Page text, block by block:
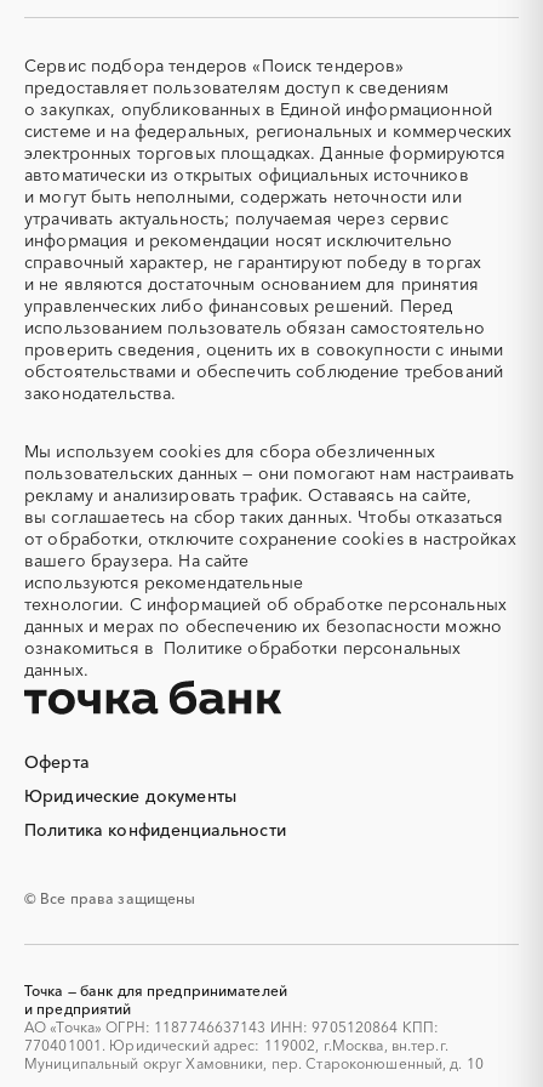
ТЭН
(Теплоэлектронагреватель)
УДС (установки
депарафинизации скважин)
УКПГ
ЯТЭК
Аварийные работы
Авиаперевозка
Авиационные работы
Авиационные работы
вертолетами
Автобус
Автовозы
Автогрейдер
Автозапчасти
Автоматизация
Автомобили
Автомобильные весы
Авторский надзор
Автотранспорт
Автоцистерны пожарные
Адсорбенты
Акварель
Аквариумы
Аккумуляторы
Алкогольная продукция
Алмазное бурение
Алмазная резка
Алюминиевые
конструкции
Алюминиевые профили
Алюминий
Аммоний
Ангар
Антенны
Антискалант
Антрацит
Аппараты воздушного
охлаждения
Аренда погрузчика
Аренда спецтехники с
экипажем
Асфальтирование дорог
Аттракционы
Аутсорсинг
Аутстаффинг
Базы данных
Баннеры
Барит
Магаданская область
Марий Эл
Московская область
Мурманская область
Ненецкий AО
Нижегородская область
Новгородская область
Новосибирская область
Омская область
Оренбургская область
Орловская область
Пензенская область
Пермский край
Приморский край
Псковская область
Ростовская область
Рязанская область
Самарская область
Санкт-Петербург
Саратовская область
Сахалинская область
Свердловская область
Севастополь
Тамбовская область
Татарстан
Тверская область
Томская область
Тульская область
Тыва
Тюменская область
Удмуртская республика
Ульяновская область
Хабаровский край
Хакасия
Ханты-Мансийский
Автономный округ - Югра
Челябинская область
Чувашская республика
Ярославская область
Оферта
Юридические документы
Политика конфиденциальности
© Все права защищены
Сервис подбора тендеров «Поиск тендеров»
предоставляет пользователям доступ к сведениям
о закупках, опубликованных в Единой информационной
системе и на федеральных, региональных и коммерческих
электронных торговых площадках. Данные формируются
автоматически из открытых официальных источников
и могут быть неполными, содержать неточности или
утрачивать актуальность; получаемая через сервис
информация и рекомендации носят исключительно
справочный характер, не гарантируют победу в торгах
и не являются достаточным основанием для принятия
управленческих либо финансовых решений. Перед
использованием пользователь обязан самостоятельно
проверить сведения, оценить их в совокупности с иными
обстоятельствами и обеспечить соблюдение требований
законодательства.
Мы используем cookies для сбора обезличенных
пользовательских данных — они помогают нам настраивать
рекламу и анализировать трафик. Оставаясь на сайте,
вы соглашаетесь на сбор таких данных. Чтобы отказаться
от обработки, отключите сохранение cookies в настройках
вашего браузера. На сайте
используются рекомендательные
технологии. С информацией об обработке персональных
данных и мерах по обеспечению их безопасности можно
ознакомиться в Политике обработки персональных
данных.
Точка — банк для предпринимателей
и предприятий
АО «Точка» ОГРН: 1187746637143 ИНН: 9705120864 КПП:
770401001. Юридический адрес: 119002, г.Москва, вн.тер.г.
Муниципальный округ Хамовники, пер. Староконюшенный, д. 10